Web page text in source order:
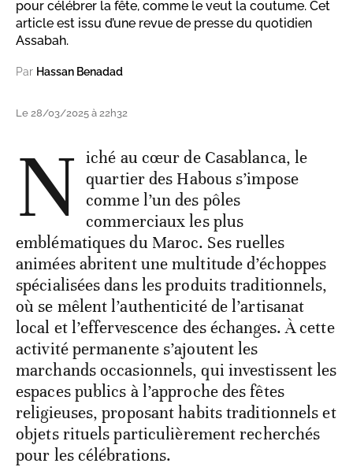
pour célébrer la fête, comme le veut la coutume. Cet
article est issu d’une revue de presse du quotidien
Assabah.
Par Hassan Benadad
Le 28/03/2025 à 22h32
N iché au cœur de Casablanca, le
quartier des Habous s’impose
comme l’un des pôles
commerciaux les plus
emblématiques du Maroc. Ses ruelles
animées abritent une multitude d’échoppes
spécialisées dans les produits traditionnels,
où se mêlent l’authenticité de l’artisanat
local et l’effervescence des échanges. À cette
activité permanente s’ajoutent les
marchands occasionnels, qui investissent les
espaces publics à l’approche des fêtes
religieuses, proposant habits traditionnels et
objets rituels particulièrement recherchés
pour les célébrations.